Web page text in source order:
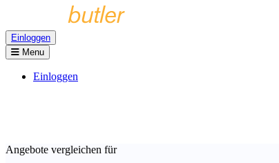
Einloggen
Menu
Einloggen
Angebote vergleichen für